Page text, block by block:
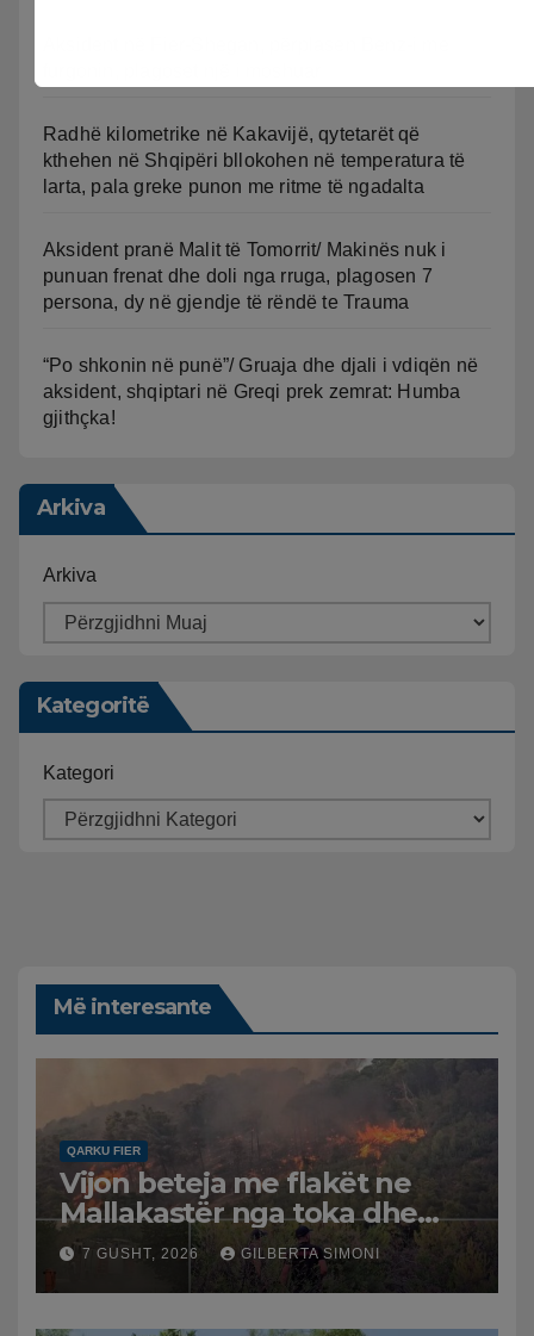
Radhë kilometrike në Kakavijë, qytetarët që
kthehen në Shqipëri bllokohen në temperatura të
larta, pala greke punon me ritme të ngadalta
Aksident pranë Malit të Tomorrit/ Makinës nuk i
punuan frenat dhe doli nga rruga, plagosen 7
persona, dy në gjendje të rëndë te Trauma
“Po shkonin në punë”/ Gruaja dhe djali i vdiqën në
aksident, shqiptari në Greqi prek zemrat: Humba
gjithçka!
Arkiva
Arkiva
Kategoritë
Kategori
Më interesante
QARKU FIER
Vijon beteja me flakët ne
Mallakastër nga toka dhe
nga ajri me dy helikopterë.
7 GUSHT, 2026 GILBERTA SIMONI